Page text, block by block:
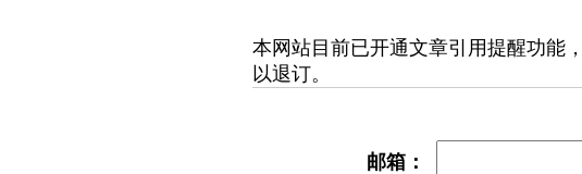
本网站目前已开通文章引用提醒功能
以退订。
邮箱：